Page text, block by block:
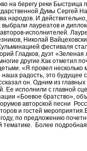
на берегу реки Быстрица
Думы Сергей
народов. И
лауреатов и
исполнителей.
Николай
фестиваля
Гладков, дуэт
другие.Как отметил
«Я провел
радость, это будущее
он. Одним из
исполнили с главной
«Боевое братство»,
авторской песни
и гостей
по предложению
тематике. Более